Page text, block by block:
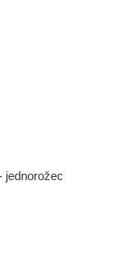
jednorožec